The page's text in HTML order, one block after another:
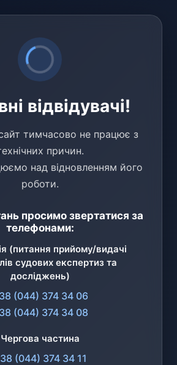
відвідувачі!
тимчасово не працює з
причин.
над відновленням його
роботи.
просимо звертатися за
телефонами:
(питання прийому/видачі
судових експертиз та
досліджень)
(044) 374 34 06
(044) 374 34 08
Чергова частина
(044) 374 34 11